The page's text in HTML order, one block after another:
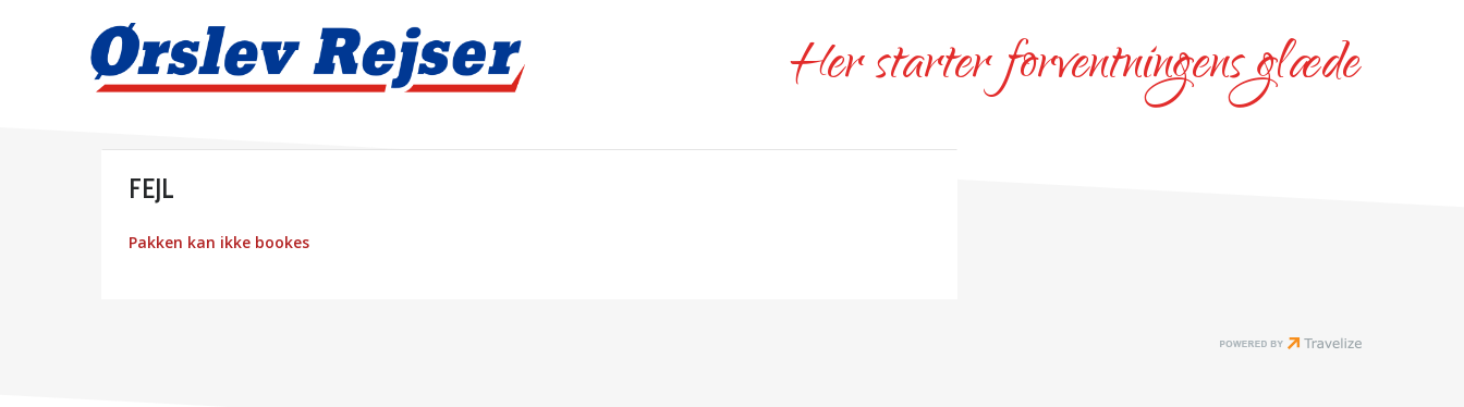
Her starter forventningens glæde
FEJL
Pakken kan ikke bookes